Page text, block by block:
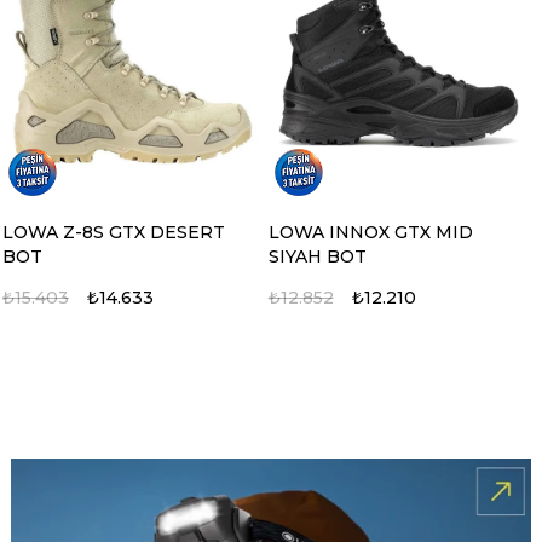
LOWA Z-8S GTX DESERT
BOT
₺14.633
₺15.403
LOWA INNOX GTX MID
SIYAH BOT
₺12.210
₺12.852